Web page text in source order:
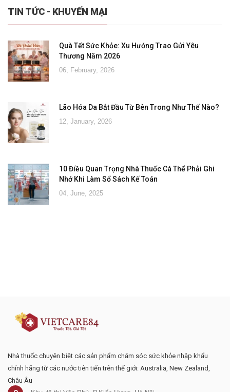
TIN TỨC - KHUYẾN MẠI
Quà Tết Sức Khỏe: Xu Hướng Trao Gửi Yêu
Thương Năm 2026
06, February, 2026
Lão Hóa Da Bắt Đầu Từ Bên Trong Như Thế Nào?
12, January, 2026
10 Điều Quan Trọng Nhà Thuốc Cá Thể Phải Ghi
Nhớ Khi Làm Sổ Sách Kế Toán
04, June, 2025
Nhà thuốc chuyên biệt các sản phẩm chăm sóc sức khỏe nhập khẩu
chính hãng từ các nước tiên tiến trên thế giới: Australia, New Zealand,
Châu Âu